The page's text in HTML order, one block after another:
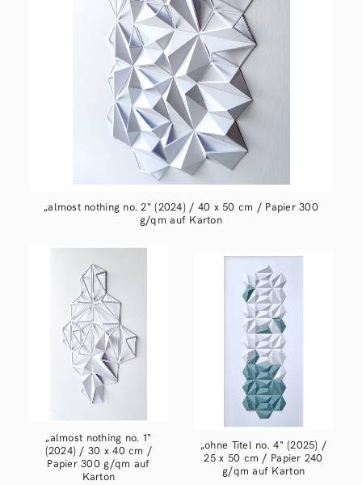
„almost nothing no. 2“ (2024) / 40 x 50 cm / Papier 300
g/qm auf Karton
„almost nothing no. 1“
(2024) / 30 x 40 cm /
Papier 300 g/qm auf
Karton
„ohne Titel no. 4“ (2025) /
25 x 50 cm / Papier 240
g/qm auf Karton